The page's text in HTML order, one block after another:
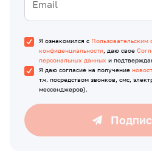
Я ознакомился с Пользовательским
конфиденциальности, даю свое
персональных данных и
Я даю согласие на получение
т.ч. посредством звонков, смс,
мессенджеров).